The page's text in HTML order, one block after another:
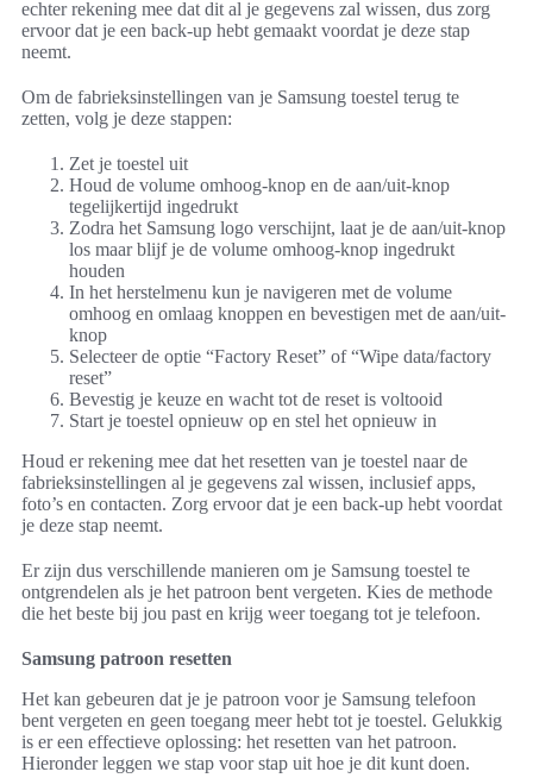
echter rekening mee dat dit al je gegevens zal wissen, dus zorg
ervoor dat je een back-up hebt gemaakt voordat je deze stap
neemt.
Om de fabrieksinstellingen van je Samsung toestel terug te
zetten, volg je deze stappen:
Zet je toestel uit
Houd de volume omhoog-knop en de aan/uit-knop
tegelijkertijd ingedrukt
Zodra het Samsung logo verschijnt, laat je de aan/uit-knop
los maar blijf je de volume omhoog-knop ingedrukt
houden
In het herstelmenu kun je navigeren met de volume
omhoog en omlaag knoppen en bevestigen met de aan/uit-
knop
Selecteer de optie “Factory Reset” of “Wipe data/factory
reset”
Bevestig je keuze en wacht tot de reset is voltooid
Start je toestel opnieuw op en stel het opnieuw in
Houd er rekening mee dat het resetten van je toestel naar de
fabrieksinstellingen al je gegevens zal wissen, inclusief apps,
foto’s en contacten. Zorg ervoor dat je een back-up hebt voordat
je deze stap neemt.
Er zijn dus verschillende manieren om je Samsung toestel te
ontgrendelen als je het patroon bent vergeten. Kies de methode
die het beste bij jou past en krijg weer toegang tot je telefoon.
Samsung patroon resetten
Het kan gebeuren dat je je patroon voor je Samsung telefoon
bent vergeten en geen toegang meer hebt tot je toestel. Gelukkig
is er een effectieve oplossing: het resetten van het patroon.
Hieronder leggen we stap voor stap uit hoe je dit kunt doen.